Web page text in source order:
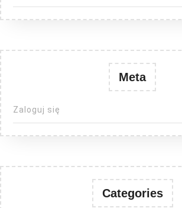
Meta
Zaloguj się
Categories